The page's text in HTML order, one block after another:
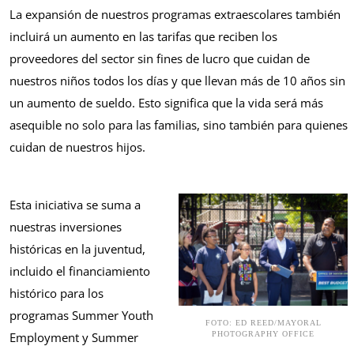
La expansión de nuestros programas extraescolares también
incluirá un aumento en las tarifas que reciben los
proveedores del sector sin fines de lucro que cuidan de
nuestros niños todos los días y que llevan más de 10 años sin
un aumento de sueldo. Esto significa que la vida será más
asequible no solo para las familias, sino también para quienes
cuidan de nuestros hijos.
FOTO: ED REED/MAYORAL
PHOTOGRAPHY OFFICE
Esta iniciativa se suma a
nuestras inversiones
históricas en la juventud,
incluido el financiamiento
histórico para los
programas Summer Youth
Employment y Summer